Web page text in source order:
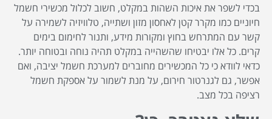
בכדי לשפר את איכות השהות במקלט, חשוב לכלול מכשירי חשמל
חיוניים כמו מקרר קטן לאחסון מזון ושתייה, טלוויזיה לשמירה על
קשר עם המתרחש בחוץ ומקורות מידע, ותנור לחימום בימים
קרים. כל אלו יבטיחו שהשהייה במקלט תהיה נוחה ובטוחה יותר.
כדאי לוודא כי כל המכשירים מחוברים למערכת חשמל יציבה, ואם
אפשר, גם לגנרטור חירום, על מנת לשמור על אספקת חשמל
רציפה בכל מצב.